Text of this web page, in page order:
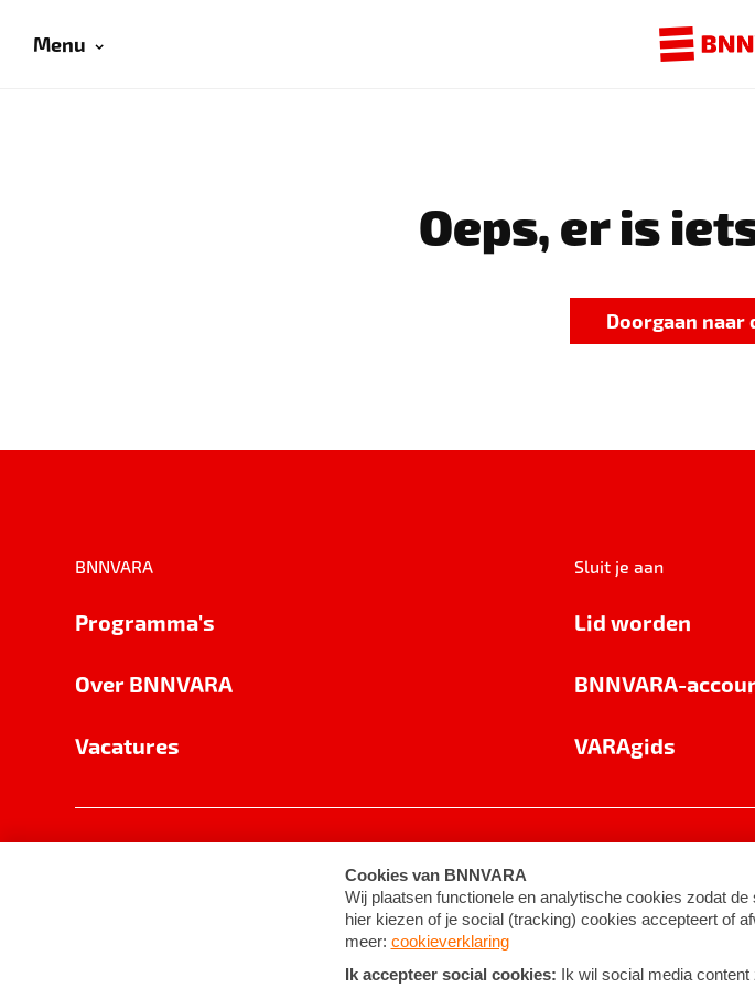
Menu
Oeps, er is
Doorgaan naar
BNNVARA
Programma's
Over BNNVARA
Vacatures
Sluit je aan
Lid worden
BNNVARA-
VARAgids
Cookie-instellingen Algemene voorwaarden ©2026